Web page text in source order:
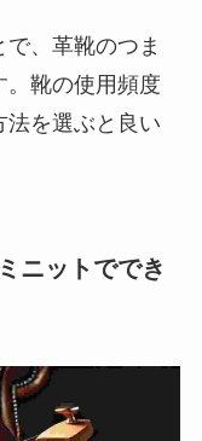
、革靴のつま
。靴の使用頻度
法を選ぶと良い
ニットででき